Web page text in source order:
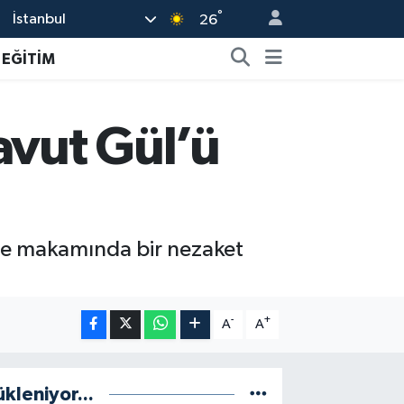
İstanbul 26°
EĞİTİM
Gül’ü
makamında bir nezaket
A- A+